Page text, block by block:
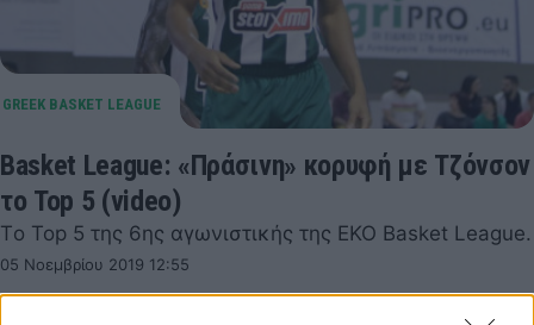
Basket League: «Πράσινη» κορυφή με Τζόνσον
το Top 5 (video)
Tο Top 5 της 6ης αγωνιστικής της ΕΚΟ Basket League.
05 Νοεμβρίου 2019 12:55